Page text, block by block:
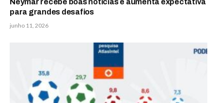
para grandes desafios
junho 11, 2026